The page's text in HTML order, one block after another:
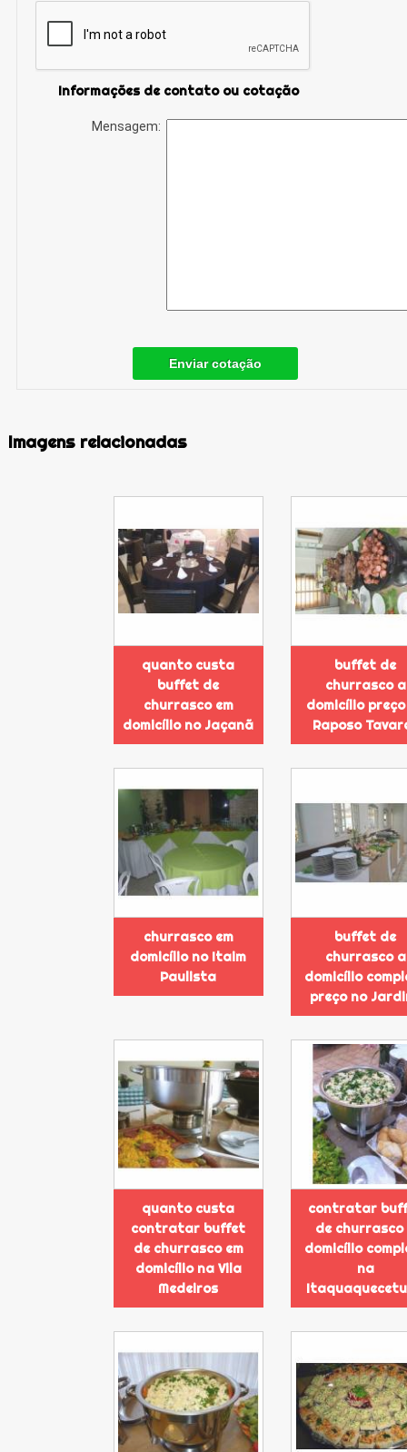
Informações de contato ou cotação
Mensagem:
Enviar cotação
Imagens relacionadas
quanto custa
buffet de
churrasco em
domicílio no Jaçanã
buffet de
churrasco a
domicílio
Raposo
churrasco em
domicílio no Itaim
Paulista
buffet de
churrasco a
domicílio
preço no
quanto custa
contratar buffet
de churrasco em
domicílio na Vila
Medeiros
contratar
de churrasco
domicílio
na